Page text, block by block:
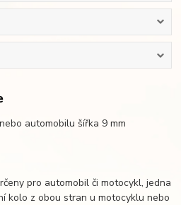
automobilu šířka 9 mm
pro automobil či motocykl, jedna
kolo z obou stran u motocyklu nebo